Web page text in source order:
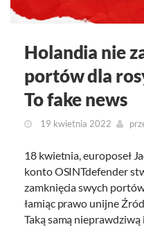
Holandia nie
portów dla
To fake news
19 kwietnia 2022
18 kwietnia, europoseł
konto OSINTdefender
zamknięcia swych
łamiąc prawo unijne
Taką samą